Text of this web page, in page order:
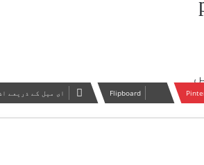
Flipboard ای میل کے ذریعے